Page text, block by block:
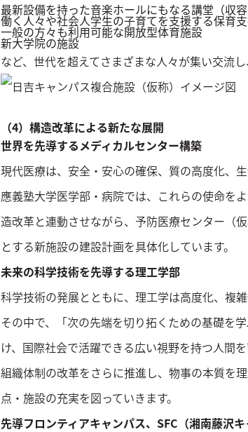
最新設備を持った音楽ホールにもなる講堂（収容
働く人々や社会人学生の子育てを支援する保育
一般の方々も利用可能な開放型体育施設
新大学院の施設
など、世代を超えてさまざまな人々が集い交流
（4）構造改革による新たな展開
世界を先導するメディカルセンター構築
現代医療は、安全・安心の確保、質の高度化、
應義塾大学医学部・病院では、これらの使命を
造改革と連動させながら、予防医療センター（
とする新施設の建設計画を具体化しています。
未来の科学技術を先導する理工学部
科学技術の発展とともに、理工学は高度化、複
その中で、「次の先端を切り拓くための基礎を
け、国際社会で活躍できる広い視野を持つ人間
組織体制の改革をさらに推進し、物事の本質を
点・施設の充実を図っていきます。
先導フロンティアキャンパス、SFC（湘南藤沢キ